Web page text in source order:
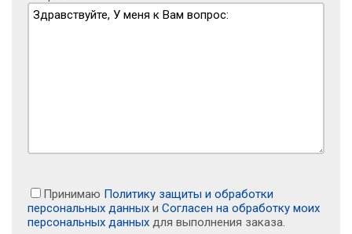
Принимаю Политику защиты и обработки
персональных данных и Согласен на обработку моих
персональных данных для выполнения заказа.